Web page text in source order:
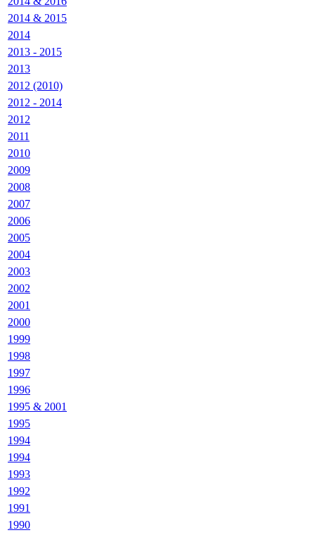
2014 & 2015
2014
2013 - 2015
2013
2012 (2010)
2012 - 2014
2012
2011
2010
2009
2008
2007
2006
2005
2004
2003
2002
2001
2000
1999
1998
1997
1996
1995 & 2001
1995
1994
1994
1993
1992
1991
1990